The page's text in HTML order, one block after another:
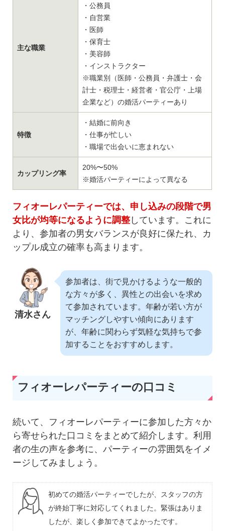
主な職業
・公務員
・自営業
・医師
・保育士
・美容師
・インストラクター
※職業別（医師・公務員・弁護士・会
計士・税理士・経営者・官公庁・上場
企業など）の婚活パーティーあり
特徴
・結婚に前向き
・仕事が忙しい
・職場で出会いに恵まれない
カップリング率
20%〜50%
※婚活パーティーによって異なる
フィオーレパーティーでは、申し込みの段階で男
女比が均等になるように調整 しています。これに
より、参加者の男女バランスが良好に保たれ、カ
ップル成立の確率も高まります。
清水さん
参加者は、街で見かけるような一般的
な方々が多く、異性との出会いを求め
て参加されています。年齢が若い方が
マッチングしやすい傾向にあります
が、年齢に関わらず気軽な気持ちで参
加することをおすすめします。
フィオーレパーティーの口コミ
続いて、フィオーレパーティーに参加した方々か
ら寄せられた口コミをまとめて紹介します。利用
者の生の声を参考に、パーティーの雰囲気をイメ
ージしてみましょう。
初めての婚活パーティーでしたが、スタッフの方
が終始丁寧に対応してくれました。緊張はありま
したが、楽しく参加できてよかったです。